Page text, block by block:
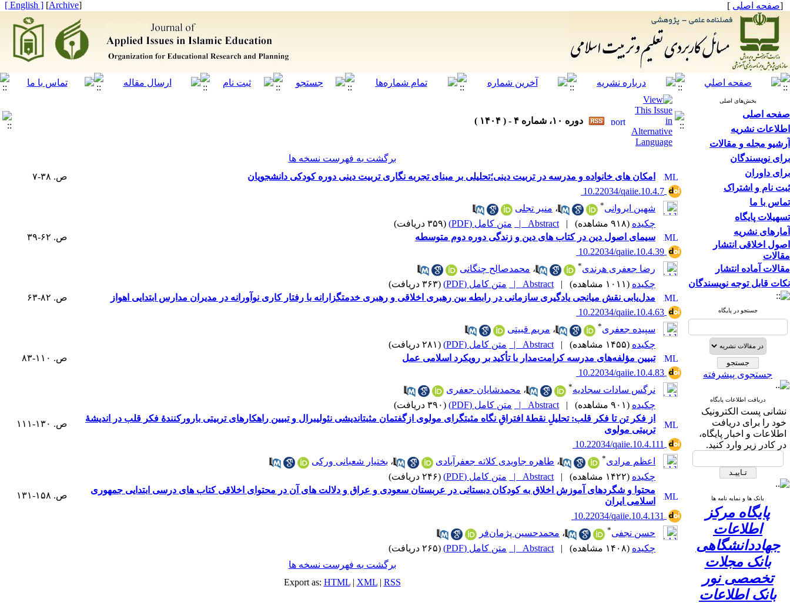
[صفحه اصلی ]
[
Archive
]
[ English ]
بخش‌های اصلی
صفحه اصلی
اطلاعات نشریه
آرشیو مجله و مقالات
برای نویسندگان
برای داوران
ثبت نام و اشتراک
تماس با ما
تسهیلات پایگاه
آمارهای نشریه
اصول اخلاقی انتشار
مقالات
مقالات آماده انتشار
نکات قابل توجه نویسندگان
جستجو در پایگاه
جستجوی پیشرفته
دریافت اطلاعات پایگاه
نشانی پست الکترونیک
خود را برای دریافت
اطلاعات و اخبار پایگاه،
در کادر زیر وارد کنید.
بانک ها و نمایه نامه ها
پایگاه مرکز
اطلاعات
جهاددانشگاهی
بانک مجلات
تخصصی نور
بانک اطلاعات
دوره ۱۰، شماره ۴ - ( ۱۴۰۴ )
برگشت به فهرست نسخه ها
امکان های خانواده و مدرسه در تربیت دینی؛تحلیلی بر مبنای تجربه نگاری تربیت دینی دوره کودکی دانشجویان
ص. ۳۸-۷
‎ 10.22034/qaiie.10.4.7
شهین ایروانی* ، منیر تجلی
چکیده (۹۱۸ مشاهده) |
Abstract | متن کامل (PDF)
(۳۵۹ دریافت)
سیمای اصول دین در کتاب های دین و زندگی دوره دوم متوسطه
ص. ۶۲-۳۹
‎ 10.22034/qaiie.10.4.39
رضا جعفری هرندی* ، محمدصالح چنگانی
چکیده (۱۰۱۱ مشاهده) |
Abstract | متن کامل (PDF)
(۳۶۳ دریافت)
مدل‌یابی نقش میانجی یادگیری سازمانی در رابطه بین رهبری اخلاقی و رهبری خدمتگزارانه با رفتار کاری نوآورانه در مدیران مدارس ابتدایی اهواز
ص. ۸۲-۶۳
‎ 10.22034/qaiie.10.4.63
سپیده جعفری* ، مریم قبیتی
چکیده (۱۴۵۵ مشاهده) |
Abstract | متن کامل (PDF)
(۲۸۱ دریافت)
تبیین مؤلفه‌های مدرسه کرامت‌مدار با تأکید بر رویکرد اسلامی عمل
ص. ۱۱۰-۸۳
‎ 10.22034/qaiie.10.4.83
نرگس سادات سجادیه* ، محمدشایان جعفری
چکیده (۹۰۱ مشاهده) |
Abstract | متن کامل (PDF)
(۳۹۰ دریافت)
از فکر تن تا فکر قلب: تحلیلِ نقطۀ افتراقِ نگاه مثبت‎گرای مولوی ازگفتمان مثبت‎اندیشی نئولیبرال و تبیین راهکارهای تربیتی بارورکنندۀ فکر قلب در اندیشۀ
تربیتی مولوی
ص. ۱۳۰-۱۱۱
‎ 10.22034/qaiie.10.4.111
اعظم مرادی* ، طاهره جاویدی کلاته جعفرآبادی ، بختیار شعبانی ورکی
چکیده (۱۴۲۲ مشاهده) |
Abstract | متن کامل (PDF)
(۲۴۶ دریافت)
محتوا و شگرد‌های آموزش اخلاق به کودکان دبستانی در عربستان سعودی و عراق و دلالت های آن در محتوای اخلاقی کتاب های درسی ابتدایی جمهوری
اسلامی ایران
ص. ۱۵۸-۱۳۱
‎ 10.22034/qaiie.10.4.131
حسن نجفی* ، محمدحسین پژمان‌فر
چکیده (۱۴۰۸ مشاهده) |
Abstract | متن کامل (PDF)
(۲۶۵ دریافت)
برگشت به فهرست نسخه ها
Export as: HTML| XML| RSS